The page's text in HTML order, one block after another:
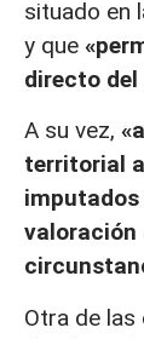
situado en
y que
directo del
A su vez,
territorial
valoración
Otra de las